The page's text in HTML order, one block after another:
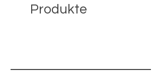
Produkte